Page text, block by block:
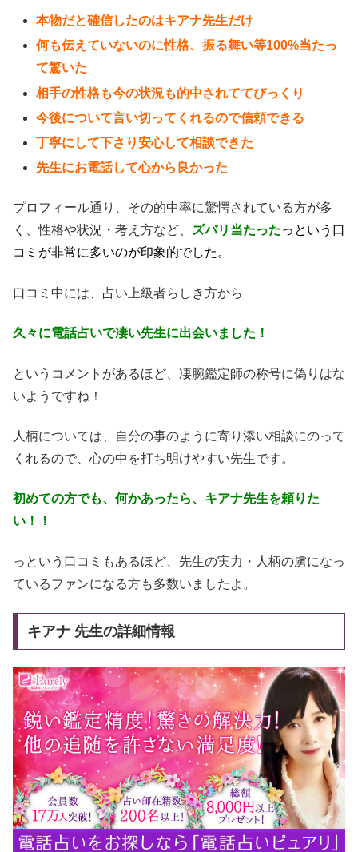
本物だと確信したのはキアナ先生だけ
何も伝えていないのに性格、振る舞い等100%当たっ
て驚いた
相手の性格も今の状況も的中されててびっくり
今後について言い切ってくれるので信頼できる
丁寧にして下さり安心して相談できた
先生にお電話して心から良かった
プロフィール通り、その的中率に驚愕されている方が多
く、性格や状況・考え方など、 ズバリ当たったっという口
コミが非常に多いのが印象的でした。
口コミ中には、占い上級者らしき方から
久々に電話占いで凄い先生に出会いました！
というコメントがあるほど、凄腕鑑定師の称号に偽りはな
いようですね！
人柄については、自分の事のように寄り添い相談にのって
くれるので、心の中を打ち明けやすい先生です。
初めての方でも、何かあったら、キアナ先生を頼りた
い！！
っという口コミもあるほど、先生の実力・人柄の虜になっ
ているファンになる方も多数いましたよ。
キアナ 先生の詳細情報